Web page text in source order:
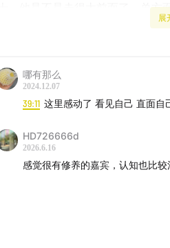
士，他是不是走得太前面了，单方
3:06 不确定自己喜欢什么，但比较
9:50
我是怎么学会接受尴尬的
展
哪有那么
2024.12.07
39:11 这里感动了 看见自己 直面自
HD726666d
2026.6.16
感觉很有修养的嘉宾，认知也比较